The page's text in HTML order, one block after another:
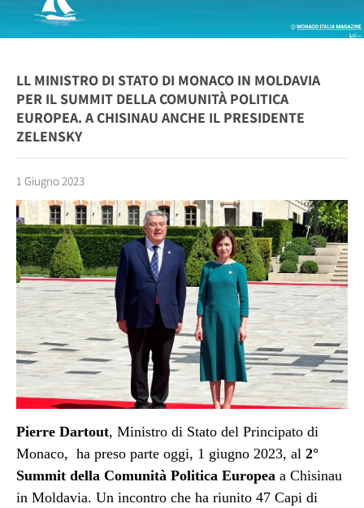
LL MINISTRO DI STATO DI MONACO IN MOLDAVIA
PER IL SUMMIT DELLA COMUNITÀ POLITICA
EUROPEA. A CHISINAU ANCHE IL PRESIDENTE
ZELENSKY
1 Giugno 2023
Pierre Dartout, Ministro di Stato del Principato di
Monaco, ha preso parte oggi, 1 giugno 2023, al 2°
Summit della Comunità Politica Europea a Chisinau
in Moldavia. Un incontro che ha riunito 47 Capi di